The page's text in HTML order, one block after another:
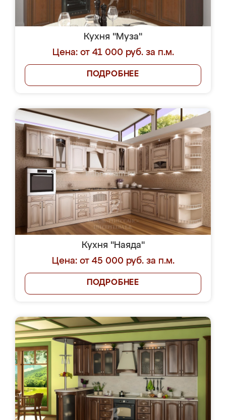
Кухня "Муза"
Цена: от 41 000 руб. за п.м.
ПОДРОБНЕЕ
Кухня "Наяда"
Цена: от 45 000 руб. за п.м.
ПОДРОБНЕЕ